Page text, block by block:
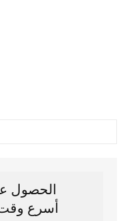
الحصول
أسرع وقت